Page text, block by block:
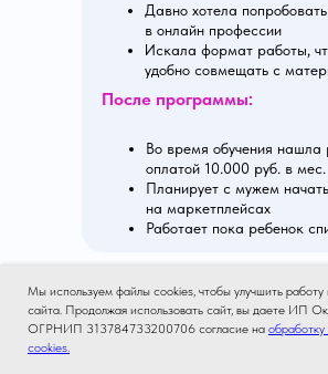
Хочу также и
Давно хотела
в онлайн профессии
Искала формат работы,
удобно совмещать с
После программы:
Во время обучения нашла
оплатой 10.000 руб. в мес.
Планирует с мужем
на маркетплейсах
Работает пока ребенок
Мы используем файлы cookies, чтобы улучшить работу
сайта. Продолжая использовать сайт, вы даете ИП
ОГРНИП 313784733200706 согласие на
cookies.
Мы используем файлы cookies, чтобы улучшить работу
сайта. Продолжая использовать сайт, вы даете ИП
ОГРНИП 313784733200706 согласие на
cookies.